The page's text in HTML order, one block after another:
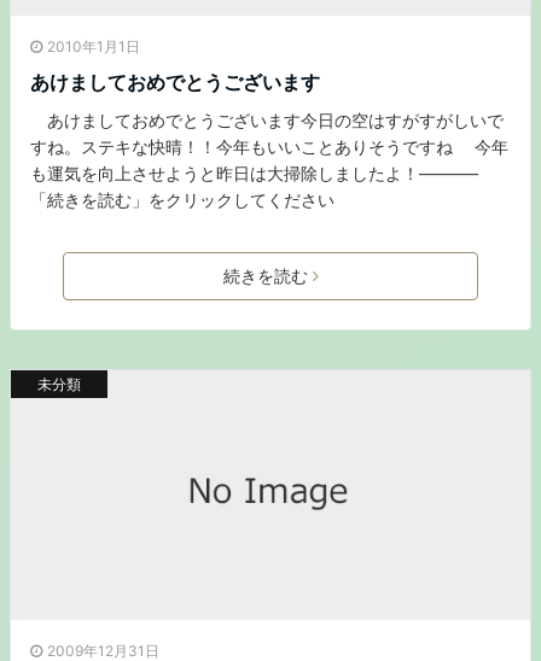
2010年1月1日
あけましておめでとうございます
あけましておめでとうございます今日の空はすがすがしいで
すね。ステキな快晴！！今年もいいことありそうですね 今年
も運気を向上させようと昨日は大掃除しましたよ！———–
「続きを読む」をクリックしてください
続きを読む
未分類
2009年12月31日